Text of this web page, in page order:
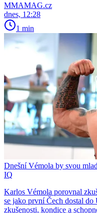
MMAMAG.cz
dnes, 12:28
1 min
Dnešní Vémola by svou
IQ
Karlos Vémola porovnal
se jako první Čech dostal
zkušenosti, kondice a